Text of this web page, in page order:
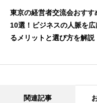
東京の経営者交流会おすす
10選！ビジネスの人脈を広
るメリットと選び方を解説
関連記事